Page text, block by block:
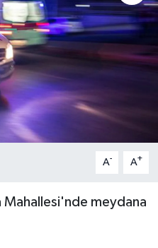
A- A+
Mahallesi'nde meydana